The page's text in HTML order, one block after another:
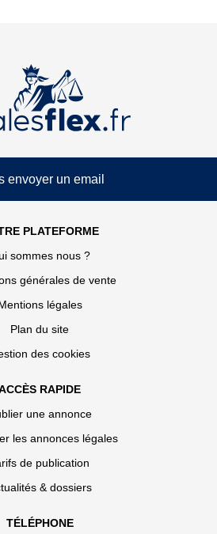
envoyer un email
PLATEFORME
sommes nous ?
générales de vente
légales
Plan du site
des cookies
RAPIDE
une annonce
les annonces légales
de publication
& dossiers
TÉLÉPHONE